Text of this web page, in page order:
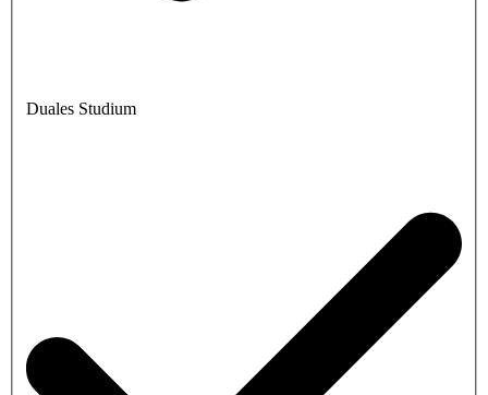
Duales Studium